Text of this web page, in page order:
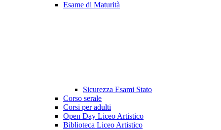
Esame di Maturità
Sicurezza Esami Stato
Corso serale
Corsi per adulti
Open Day Liceo Artistico
Biblioteca Liceo Artistico